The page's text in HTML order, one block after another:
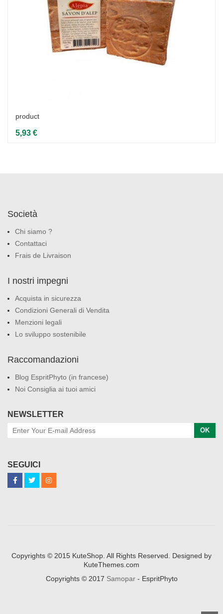
product
5,93 €
Società
Chi siamo ?
Contattaci
Frais de Livraison
I nostri impegni
Acquista in sicurezza
Condizioni Generali di Vendita
Menzioni legali
Lo sviluppo sostenibile
Raccomandazioni
Blog EspritPhyto (in francese)
Noi Consiglia ai tuoi amici
NEWSLETTER
OK
SEGUICI
Copyrights © 2015 KuteShop. All Rights Reserved. Designed by
KuteThemes.com
Copyrights © 2017 Samopar- EspritPhyto